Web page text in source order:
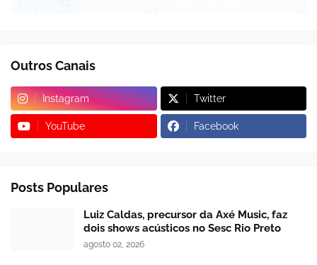
Outros Canais
Instagram Twitter
YouTube Facebook
Posts Populares
Luiz Caldas, precursor da Axé Music, faz
dois shows acústicos no Sesc Rio Preto
agosto 02, 2026